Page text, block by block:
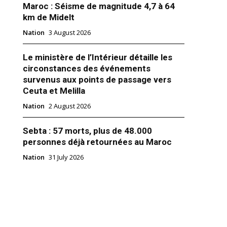
les lois électorales,
pour la deuxième fois
semaine, Facebook a
reprises la page du premier
plusieurs fois les règles
Cerné de toutes parts par les
joue le tout pour le
2019
Maroc : Séisme de magnitude 4,7 à 64
km de Midelt
Nation 3 August 2026
Le ministère de l’Intérieur détaille les
circonstances des événements
survenus aux points de passage vers
Ceuta et Melilla
Nation 2 August 2026
Sebta : 57 morts, plus de 48.000
personnes déjà retournées au Maroc
Nation 31 July 2026